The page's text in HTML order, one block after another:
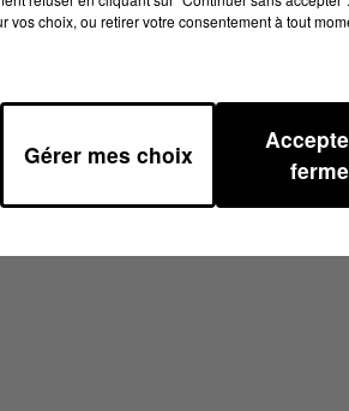
À 07H29
vos choix, ou retirer votre consentement à tout
Gérer mes choix